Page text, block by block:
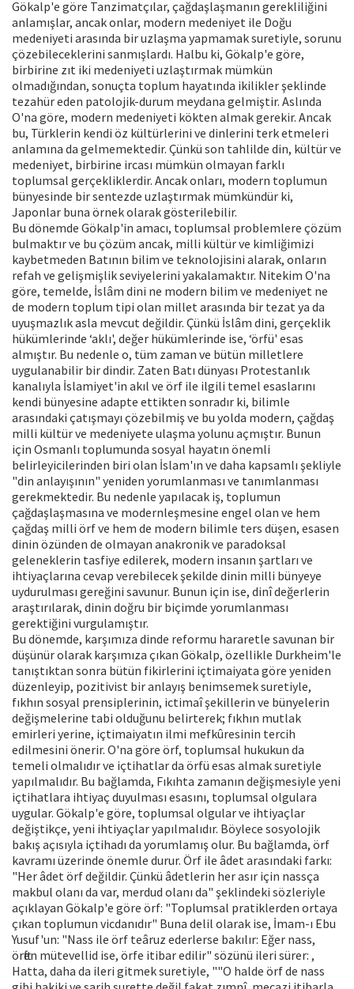
Gökalp'e göre Tanzimatçılar, çağdaşlaşmanın gerekliliğini
anlamışlar, ancak onlar, modern medeniyet ile Doğu
medeniyeti arasında bir uzlaşma yapmamak suretiyle, sorunu
çözebileceklerini sanmışlardı. Halbu ki, Gökalp'e göre,
birbirine zıt iki medeniyeti uzlaştırmak mümkün
olmadığından, sonuçta toplum hayatında ikilikler şeklinde
tezahür eden patolojik-durum meydana gelmiştir. Aslında
O'na göre, modern medeniyeti kökten almak gerekir. Ancak
bu, Türklerin kendi öz kültürlerini ve dinlerini terk etmeleri
anlamına da gelmemektedir. Çünkü son tahlilde din, kültür ve
medeniyet, birbirine ircası mümkün olmayan farklı
toplumsal gerçekliklerdir. Ancak onları, modern toplumun
bünyesinde bir sentezde uzlaştırmak mümkündür ki,
Japonlar buna örnek olarak gösterilebilir.
Bu dönemde Gökalp'in amacı, toplumsal problemlere çözüm
bulmaktır ve bu çözüm ancak, milli kültür ve kimliğimizi
kaybetmeden Batının bilim ve teknolojisini alarak, onların
refah ve gelişmişlik seviyelerini yakalamaktır. Nitekim O'na
göre, temelde, İslâm dini ne modern bilim ve medeniyet ne
de modern toplum tipi olan millet arasında bir tezat ya da
uyuşmazlık asla mevcut değildir. Çünkü İslâm dini, gerçeklik
hükümlerinde ‘aklı', değer hükümlerinde ise, ‘örfü' esas
almıştır. Bu nedenle o, tüm zaman ve bütün milletlere
uygulanabilir bir dindir. Zaten Batı dünyası Protestanlık
kanalıyla İslamiyet'in akıl ve örf ile ilgili temel esaslarını
kendi bünyesine adapte ettikten sonradır ki, bilimle
arasındaki çatışmayı çözebilmiş ve bu yolda modern, çağdaş
milli kültür ve medeniyete ulaşma yolunu açmıştır. Bunun
için Osmanlı toplumunda sosyal hayatın önemli
belirleyicilerinden biri olan İslam'ın ve daha kapsamlı şekliyle
"din anlayışının" yeniden yorumlanması ve tanımlanması
gerekmektedir. Bu nedenle yapılacak iş, toplumun
çağdaşlaşmasına ve modernleşmesine engel olan ve hem
çağdaş milli örf ve hem de modern bilimle ters düşen, esasen
dinin özünden de olmayan anakronik ve paradoksal
geleneklerin tasfiye edilerek, modern insanın şartları ve
ihtiyaçlarına cevap verebilecek şekilde dinin milli bünyeye
uydurulması gereğini savunur. Bunun için ise, dinî değerlerin
araştırılarak, dinin doğru bir biçimde yorumlanması
gerektiğini vurgulamıştır.
Bu dönemde, karşımıza dinde reformu hararetle savunan bir
düşünür olarak karşımıza çıkan Gökalp, özellikle Durkheim'le
tanıştıktan sonra bütün fikirlerini içtimaiyata göre yeniden
düzenleyip, pozitivist bir anlayış benimsemek suretiyle,
fıkhın sosyal prensiplerinin, ictimaî şekillerin ve bünyelerin
değişmelerine tabi olduğunu belirterek; fıkhın mutlak
emirleri yerine, içtimaiyatın ilmi mefkûresinin tercih
edilmesini önerir. O'na göre örf, toplumsal hukukun da
temeli olmalıdır ve içtihatlar da örfü esas almak suretiyle
yapılmalıdır. Bu bağlamda, Fıkıhta zamanın değişmesiyle yeni
içtihatlara ihtiyaç duyulması esasını, toplumsal olgulara
uygular. Gökalp'e göre, toplumsal olgular ve ihtiyaçlar
değiştikçe, yeni ihtiyaçlar yapılmalıdır. Böylece sosyolojik
bakış açısıyla içtihadı da yorumlamış olur. Bu bağlamda, örf
kavramı üzerinde önemle durur. Örf ile âdet arasındaki farkı:
"Her âdet örf değildir. Çünkü âdetlerin her asır için nassça
makbul olanı da var, merdud olanı da" şeklindeki sözleriyle
açıklayan Gökalp'e göre örf: "Toplumsal pratiklerden ortaya
çıkan toplumun vicdanıdır" Buna delil olarak ise, İmam-ı Ebu
Yusuf'un: "Nass ile örf teâruz ederlerse bakılır: Eğer nass,
örften mütevellid ise, örfe itibar edilir" sözünü ileri sürer: ,
Hatta, daha da ileri gitmek suretiyle, ""O halde örf de nass